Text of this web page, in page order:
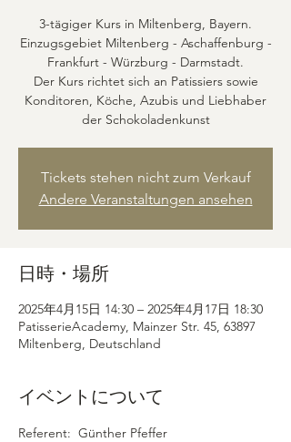
3-tägiger Kurs in Miltenberg, Bayern.
Einzugsgebiet Miltenberg - Aschaffenburg -
Frankfurt - Würzburg - Darmstadt.
Der Kurs richtet sich an Patissiers sowie
Konditoren, Köche, Azubis und Liebhaber
der Schokoladenkunst
Tickets stehen nicht zum Verkauf
Andere Veranstaltungen ansehen
日時・場所
2025年4月15日 14:30 – 2025年4月17日 18:30
PatisserieAcademy, Mainzer Str. 45, 63897
Miltenberg, Deutschland
イベントについて
Referent:  Günther Pfeffer